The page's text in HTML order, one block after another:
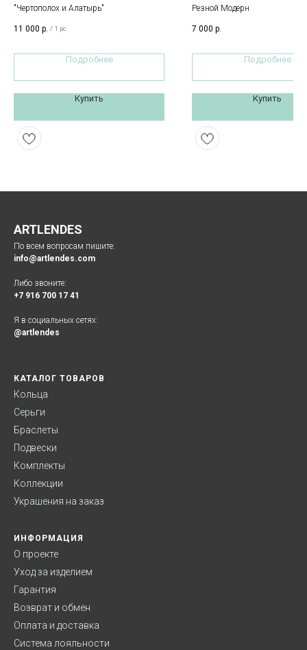
"Чертополох и Алатырь"
11 000 р. / 1 pc
Подробнее
Купить
Резной Модерн
7 000 р.
Подробнее
Купить
ARTLENDES
По всем вопросам пишите:
info@artlendes.com
Либо звоните:
+7 916 700 17 41
Я в социальных сетях:
@artlendes
КАТАЛОГ ТОВАРОВ
Кольца
Серьги
Браслеты
Подвески
Комплекты
Коллекции
Украшения на заказ
ИНФОРМАЦИЯ
О проекте
Уход за изделием
Гарантия
Возврат и обмен
Оплата и доставка
Система лояльности